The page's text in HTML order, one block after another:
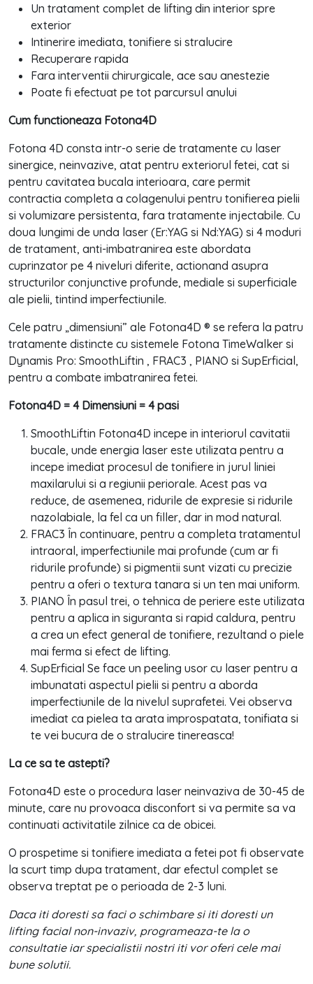
Un tratament complet de lifting din interior spre
exterior
Intinerire imediata, tonifiere si stralucire
Recuperare rapida
Fara interventii chirurgicale, ace sau anestezie
Poate fi efectuat pe tot parcursul anului
Cum functioneaza Fotona4D
Fotona 4D consta intr-o serie de tratamente cu laser
sinergice, neinvazive, atat pentru exteriorul fetei, cat si
pentru cavitatea bucala interioara, care permit
contractia completa a colagenului pentru tonifierea pielii
si volumizare persistenta, fara tratamente injectabile. Cu
doua lungimi de unda laser (Er:YAG si Nd:YAG) si 4 moduri
de tratament, anti-imbatranirea este abordata
cuprinzator pe 4 niveluri diferite, actionand asupra
structurilor conjunctive profunde, mediale si superficiale
ale pielii, tintind imperfectiunile.
Cele patru „dimensiuni” ale Fotona4D ® se refera la patru
tratamente distincte cu sistemele Fotona TimeWalker si
Dynamis Pro: SmoothLiftin , FRAC3 , PIANO si SupErficial,
pentru a combate imbatranirea fetei.
Fotona4D = 4 Dimensiuni = 4 pasi
SmoothLiftin Fotona4D incepe in interiorul cavitatii
bucale, unde energia laser este utilizata pentru a
incepe imediat procesul de tonifiere in jurul liniei
maxilarului si a regiunii periorale. Acest pas va
reduce, de asemenea, ridurile de expresie si ridurile
nazolabiale, la fel ca un filler, dar in mod natural.
FRAC3 În continuare, pentru a completa tratamentul
intraoral, imperfectiunile mai profunde (cum ar fi
ridurile profunde) si pigmentii sunt vizati cu precizie
pentru a oferi o textura tanara si un ten mai uniform.
PIANO În pasul trei, o tehnica de periere este utilizata
pentru a aplica in siguranta si rapid caldura, pentru
a crea un efect general de tonifiere, rezultand o piele
mai ferma si efect de lifting.
SupErficial Se face un peeling usor cu laser pentru a
imbunatati aspectul pielii si pentru a aborda
imperfectiunile de la nivelul suprafetei. Vei observa
imediat ca pielea ta arata improspatata, tonifiata si
te vei bucura de o stralucire tinereasca!
La ce sa te astepti?
Fotona4D este o procedura laser neinvaziva de 30-45 de
minute, care nu provoaca disconfort si va permite sa va
continuati activitatile zilnice ca de obicei.
O prospetime si tonifiere imediata a fetei pot fi observate
la scurt timp dupa tratament, dar efectul complet se
observa treptat pe o perioada de 2-3 luni.
Daca iti doresti sa faci o schimbare si iti doresti un
lifting facial non-invaziv, programeaza-te la o
consultatie iar specialistii nostri iti vor oferi cele mai
bune solutii.